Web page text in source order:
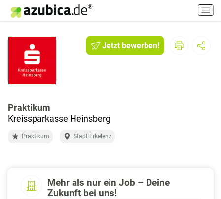
H
a
p
Jetzt bewerben!
Praktikum
Kreissparkasse Heinsberg
Praktikum Stadt Erkelenz
Mehr als nur ein Job – Deine
Zukunft bei uns!